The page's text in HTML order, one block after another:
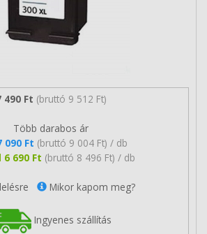
490 Ft (bruttó 9 512 Ft)
Több darabos ár
090 Ft (bruttó 9 004 Ft) / db
6 690 Ft (bruttó 8 496 Ft) / db
Mikor kapom meg?
Ingyenes szállítás